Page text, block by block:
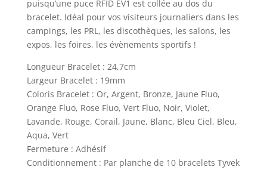
puisqu’une puce RFID EV1 est collée au dos du
bracelet. Idéal pour vos visiteurs journaliers dans les
campings, les PRL, les discothèques, les salons, les
expos, les foires, les évènements sportifs !
Longueur Bracelet : 24,7cm
Largeur Bracelet : 19mm
Coloris Bracelet : Or, Argent, Bronze, Jaune Fluo,
Orange Fluo, Rose Fluo, Vert Fluo, Noir, Violet,
Lavande, Rouge, Corail, Jaune, Blanc, Bleu Ciel, Bleu,
Aqua, Vert
Fermeture : Adhésif
Conditionnement : Par planche de 10 bracelets Tyvek